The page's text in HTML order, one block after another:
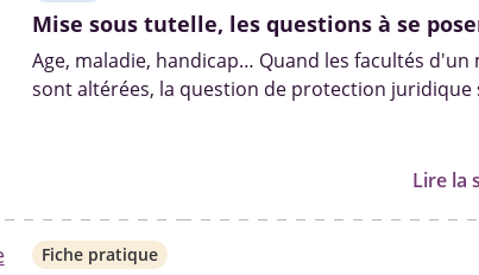
Mise sous tutelle, les questions à se
Age, maladie, handicap… Quand les facultés d'un
sont altérées, la question de protection juridique
Lire la
Fiche pratique